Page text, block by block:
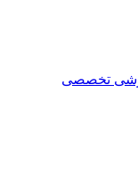
تخصصی